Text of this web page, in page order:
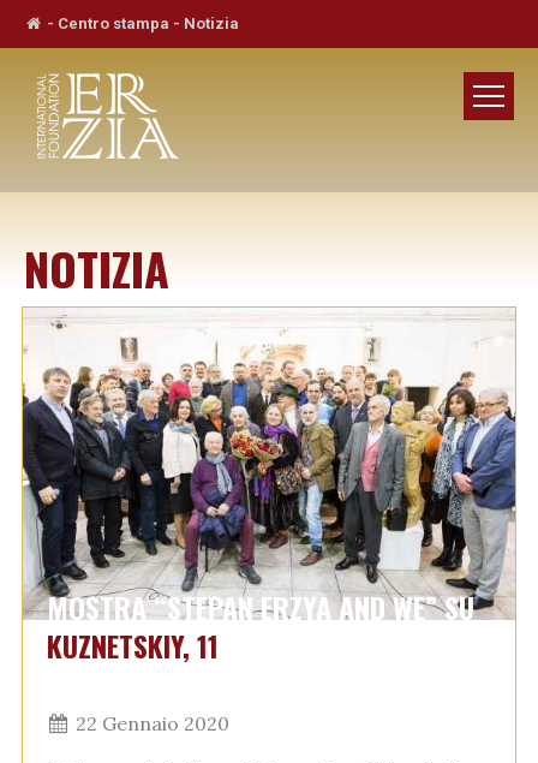
- Centro stampa - Notizia
NOTIZIA
MOSTRA “STEPAN ERZYA AND WE” SU
KUZNETSKIY, 11
22 Gennaio 2020